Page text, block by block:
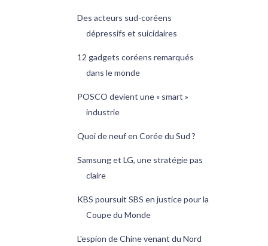
Des acteurs sud-coréens
dépressifs et suicidaires
12 gadgets coréens remarqués
dans le monde
POSCO devient une « smart »
industrie
Quoi de neuf en Corée du Sud ?
Samsung et LG, une stratégie pas
claire
KBS poursuit SBS en justice pour la
Coupe du Monde
L'espion de Chine venant du Nord